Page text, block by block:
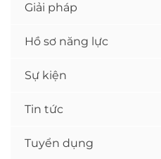
Giải pháp
Hồ sơ năng lực
Sự kiện
Tin tức
Tuyển dụng